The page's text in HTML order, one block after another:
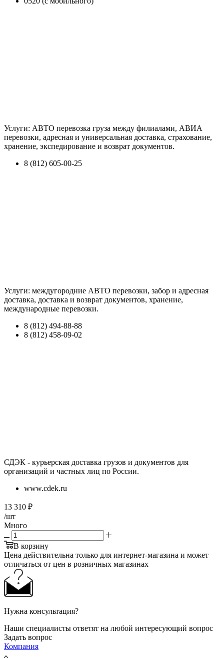
Услуги: АВТО перевозка груза между филиалами, АВИА
перевозки, адресная и универсальная доставка, страхование,
хранение, экспедирование и возврат документов.
8 (812) 605-00-25
Услуги: междугородние АВТО перевозки, забор и адресная
доставка, доставка и возврат документов, хранение,
международные перевозки.
8 (812) 494-88-88
8 (812) 458-09-02
СДЭК - курьерская доставка грузов и документов для
организаций и частных лиц по России.
www.cdek.ru
13 310 ₽
/шт
Много
В корзину
Цена действительна только для интернет-магазина и может
отличаться от цен в розничных магазинах
Нужна консультация?
Наши специалисты ответят на любой интересующий вопрос
Задать вопрос
Компания